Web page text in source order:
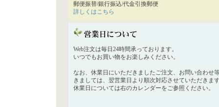
郵便振替/銀行振込/代金引換郵便
詳しくはこちら
Web注文は毎日24時間承っております。
いつでもお買い物をお楽しみください。
なお、休業日にいただきましたご注文、お問い合わせ
きましては、翌営業日より順次対応させていただきま
休業日については右のカレンダーをご参照ください。